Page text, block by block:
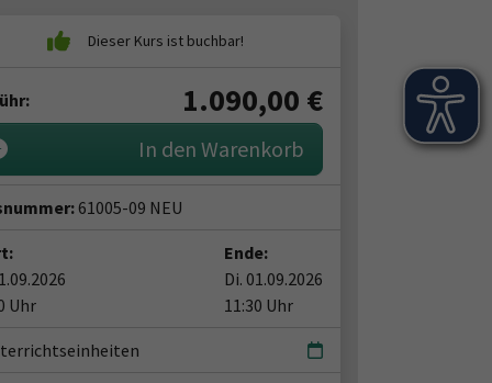
1.090,00 €
In den Warenkorb
61005-09 NEU
Uhr
Ende:
Di. 01.09.2026
11:30 Uhr